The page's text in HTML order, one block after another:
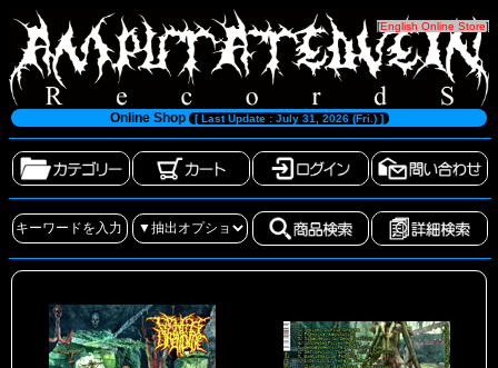
[English Online Store]
Online Shop [ Last Update : July 31, 2026 (Fri.) ]